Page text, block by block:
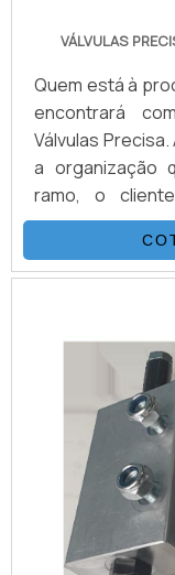
VÁLVULAS
Quem está à
encontrará
Válvulas
a organização
ramo, o
completo para
sobre o
quesito é
benefício e